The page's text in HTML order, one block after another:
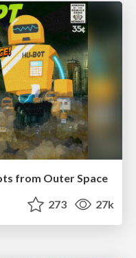
from Outer Space
273 27k